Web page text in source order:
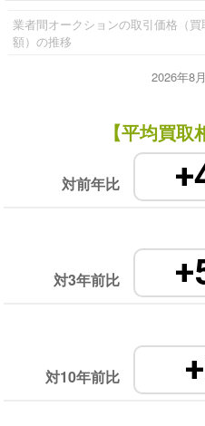
業者間オークションの取引価格（
額）の推移
2026年8
【平均買取
対前年比
対3年前比
対10年前比